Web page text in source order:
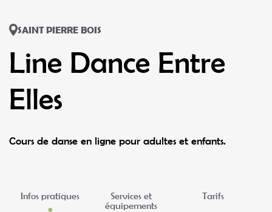
SAINT PIERRE BOIS
Line Dance Entre
Elles
Cours de danse en ligne pour adultes et enfants.
Infos pratiques
Services et
équipements
Tarifs